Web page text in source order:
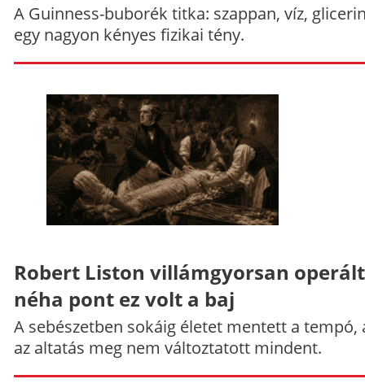
A Guinness-buborék titka: szappan, víz,
egy nagyon kényes fizikai tény.
Robert Liston villámgyorsan
néha pont ez volt a baj
A sebészetben sokáig életet mentett a tempó,
az altatás meg nem változtatott mindent.